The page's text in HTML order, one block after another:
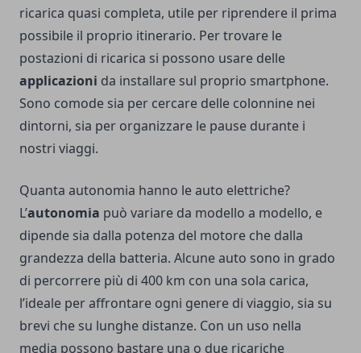
ricarica quasi completa, utile per riprendere il prima
possibile il proprio itinerario. Per trovare le
postazioni di ricarica si possono usare delle
applicazioni da installare sul proprio smartphone.
Sono comode sia per cercare delle colonnine nei
dintorni, sia per organizzare le pause durante i
nostri viaggi.
Quanta autonomia hanno le auto elettriche?
L’autonomia può variare da modello a modello, e
dipende sia dalla potenza del motore che dalla
grandezza della batteria. Alcune auto sono in grado
di percorrere più di 400 km con una sola carica,
l’ideale per affrontare ogni genere di viaggio, sia su
brevi che su lunghe distanze. Con un uso nella
media possono bastare una o due ricariche